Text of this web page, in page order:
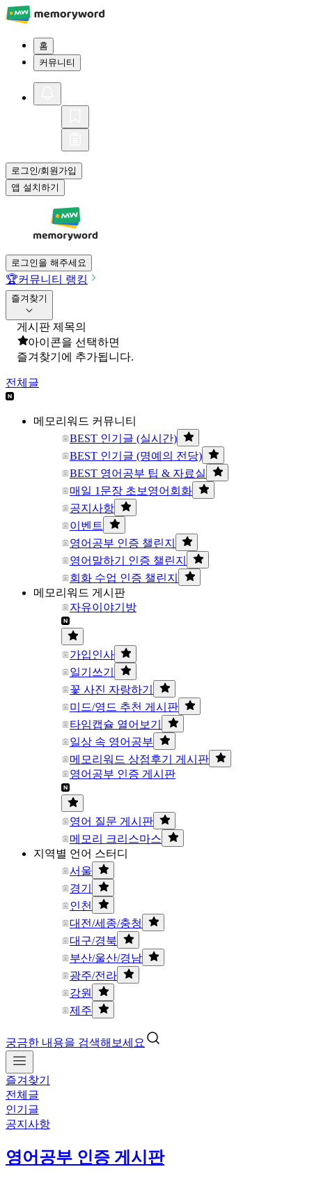
홈
커뮤니티
로그인/회원가입
앱 설치하기
로그인을 해주세요
🏆커뮤니티 랭킹
즐겨찾기
게시판 제목의
아이콘을 선택하면
즐겨찾기에 추가됩니다.
전체글
메모리워드 커뮤니티
BEST 인기글 (실시간)
BEST 인기글 (명예의 전당)
BEST 영어공부 팁 & 자료실
매일 1문장 초보영어회화
공지사항
이벤트
영어공부 인증 챌린지
영어말하기 인증 챌린지
회화 수업 인증 챌린지
메모리워드 게시판
자유이야기방
가입인사
일기쓰기
꽃 사진 자랑하기
미드/영드 추천 게시판
타임캡슐 열어보기
일상 속 영어공부
메모리워드 상점후기 게시판
영어공부 인증 게시판
영어 질문 게시판
메모리 크리스마스
지역별 언어 스터디
서울
경기
인천
대전/세종/충청
대구/경북
부산/울산/경남
광주/전라
강원
제주
궁금한 내용을 검색해보세요
즐겨찾기
전체글
인기글
공지사항
영어공부 인증 게시판